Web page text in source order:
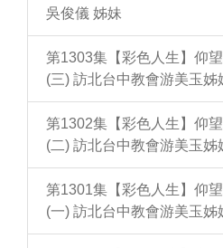
吳俊儀 姊妹
第1303集【彩色人生】仰
(三) 訪北台中教會游美玉姊
第1302集【彩色人生】仰
(二) 訪北台中教會游美玉姊
第1301集【彩色人生】仰
(一) 訪北台中教會游美玉姊